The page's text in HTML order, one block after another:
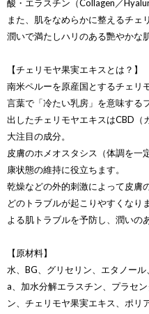
酸・エラスチン（Collagen／
また、肌をなめらかに整えるチェ
潤いで満たしハリのある艷やかな
【チェリモヤ果実エキスとは？】
南米ペルーを原産国とするチェリ
言葉で「冷たい乳房」を意味する
出したチェリモヤエキスはCBD（
大注目の成分。
皮膚のホメオスタシス（体調を一
康状態の維持に役立ちます。
乾燥などの外的刺激によって皮膚
どのトラブルが起こりやすくなり
よる肌トラブルを予防し、潤いの
【原材料】
水、BG、グリセリン、エタノー
a、加水分解エラスチン、プラセ
ン、チェリモヤ果実エキス、ポリ